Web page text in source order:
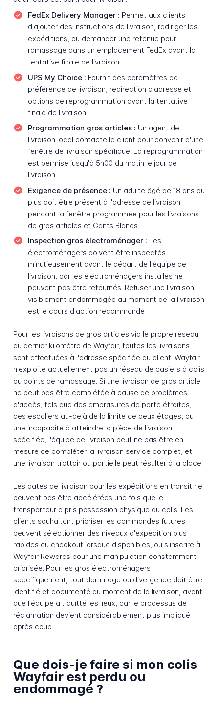
FedEx Delivery Manager : Permet aux clients
d'ajouter des instructions de livraison, rediriger les
expéditions, ou demander une retenue pour
ramassage dans un emplacement FedEx avant la
tentative finale de livraison
UPS My Choice : Fournit des paramètres de
préférence de livraison, redirection d'adresse et
options de reprogrammation avant la tentative
finale de livraison
Programmation gros articles : Un agent de
livraison local contacte le client pour convenir d'une
fenêtre de livraison spécifique. La reprogrammation
est permise jusqu'à 5h00 du matin le jour de
livraison
Exigence de présence : Un adulte âgé de 18 ans ou
plus doit être présent à l'adresse de livraison
pendant la fenêtre programmée pour les livraisons
de gros articles et Gants Blancs
Inspection gros électroménager : Les
électroménagers doivent être inspectés
minutieusement avant le départ de l'équipe de
livraison, car les électroménagers installés ne
peuvent pas être retournés. Refuser une livraison
visiblement endommagée au moment de la livraison
est le cours d'action recommandé
Pour les livraisons de gros articles via le propre réseau
du dernier kilomètre de Wayfair, toutes les livraisons
sont effectuées à l'adresse spécifiée du client. Wayfair
n'exploite actuellement pas un réseau de casiers à colis
ou points de ramassage. Si une livraison de gros article
ne peut pas être complétée à cause de problèmes
d'accès, tels que des embrasures de porte étroites,
des escaliers au-delà de la limite de deux étages, ou
une incapacité à atteindre la pièce de livraison
spécifiée, l'équipe de livraison peut ne pas être en
mesure de compléter la livraison service complet, et
une livraison trottoir ou partielle peut résulter à la place.
Les dates de livraison pour les expéditions en transit ne
peuvent pas être accélérées une fois que le
transporteur a pris possession physique du colis. Les
clients souhaitant prioriser les commandes futures
peuvent sélectionner des niveaux d'expédition plus
rapides au checkout lorsque disponibles, ou s'inscrire à
Wayfair Rewards pour une manipulation constamment
priorisée. Pour les gros électroménagers
spécifiquement, tout dommage ou divergence doit être
identifié et documenté au moment de la livraison, avant
que l'équipe ait quitté les lieux, car le processus de
réclamation devient considérablement plus impliqué
après coup.
Que dois-je faire si mon colis
Wayfair est perdu ou
endommagé ?